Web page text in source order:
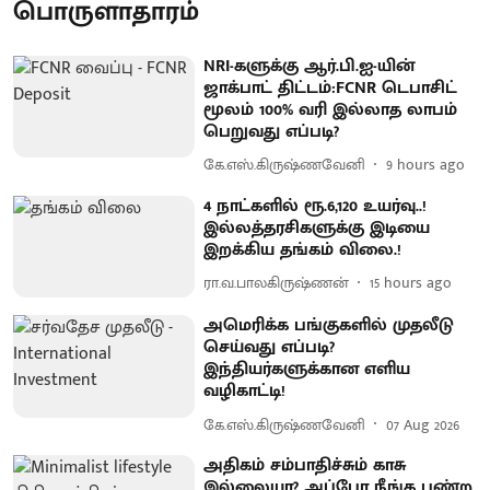
பொருளாதாரம்
NRI-களுக்கு ஆர்.பி.ஐ-யின்
ஜாக்பாட் திட்டம்:FCNR டெபாசிட்
மூலம் 100% வரி இல்லாத லாபம்
பெறுவது எப்படி?
கே.எஸ்.கிருஷ்ணவேனி 9 hours ago
4 நாட்களில் ரூ.6,120 உயர்வு..!
இல்லத்தரசிகளுக்கு இடியை
இறக்கிய தங்கம் விலை.!
ரா.வ.பாலகிருஷ்ணன் 15 hours ago
அமெரிக்க பங்குகளில் முதலீடு
செய்வது எப்படி?
இந்தியர்களுக்கான எளிய
வழிகாட்டி!
கே.எஸ்.கிருஷ்ணவேனி 07 Aug 2026
அதிகம் சம்பாதிச்சும் காசு